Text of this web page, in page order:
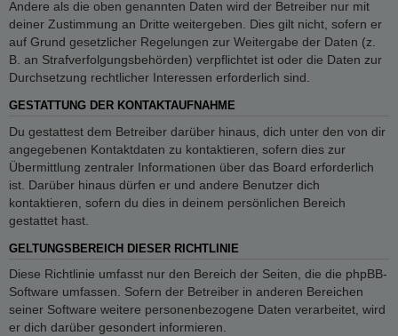
Andere als die oben genannten Daten wird der Betreiber nur mit
deiner Zustimmung an Dritte weitergeben. Dies gilt nicht, sofern er
auf Grund gesetzlicher Regelungen zur Weitergabe der Daten (z.
B. an Strafverfolgungsbehörden) verpflichtet ist oder die Daten zur
Durchsetzung rechtlicher Interessen erforderlich sind.
GESTATTUNG DER KONTAKTAUFNAHME
Du gestattest dem Betreiber darüber hinaus, dich unter den von dir
angegebenen Kontaktdaten zu kontaktieren, sofern dies zur
Übermittlung zentraler Informationen über das Board erforderlich
ist. Darüber hinaus dürfen er und andere Benutzer dich
kontaktieren, sofern du dies in deinem persönlichen Bereich
gestattet hast.
GELTUNGSBEREICH DIESER RICHTLINIE
Diese Richtlinie umfasst nur den Bereich der Seiten, die die phpBB-
Software umfassen. Sofern der Betreiber in anderen Bereichen
seiner Software weitere personenbezogene Daten verarbeitet, wird
er dich darüber gesondert informieren.